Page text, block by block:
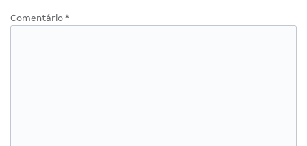
Comentário *